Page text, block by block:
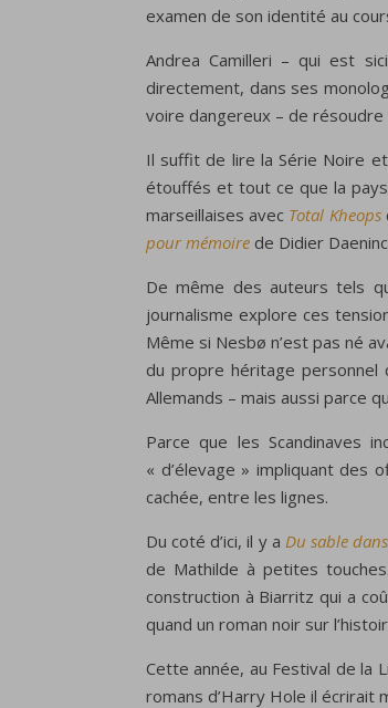
examen de son identité au
Andrea Camilleri – qui est
directement, dans ses
voire dangereux – de résoudre
Il suffit de lire la Série Noire
étouffés et tout ce que la
marseillaises avec Total Kheops
pour mémoire de Didier
De même des auteurs tels
journalisme explore ces
Même si Nesbø n’est pas né
du propre héritage personnel
Allemands – mais aussi parce
Parce que les Scandinaves
« d’élevage » impliquant des
cachée, entre les lignes.
Du coté d’ici, il y a Du sable
de Mathilde à petites
construction à Biarritz qui a
quand un roman noir sur
Cette année, au Festival de la
romans d’Harry Hole il écrirait